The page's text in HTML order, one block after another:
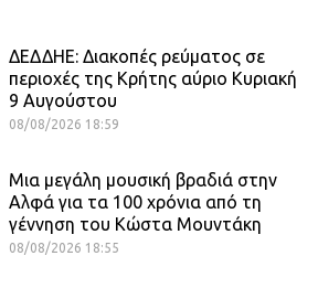
ΔΕΔΔΗΕ: Διακοπές ρεύματος σε
περιοχές της Κρήτης αύριο Κυριακή
9 Αυγούστου
08/08/2026 18:59
Μια μεγάλη μουσική βραδιά στην
Αλφά για τα 100 χρόνια από τη
γέννηση του Κώστα Μουντάκη
08/08/2026 18:55